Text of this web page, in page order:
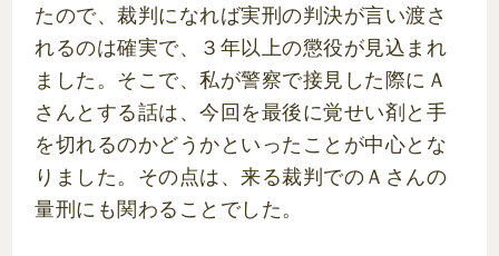
たので、裁判になれば実刑の判決が言い渡さ
れるのは確実で、３年以上の懲役が見込まれ
ました。そこで、私が警察で接見した際にＡ
さんとする話は、今回を最後に覚せい剤と手
を切れるのかどうかといったことが中心とな
りました。その点は、来る裁判でのＡさんの
量刑にも関わることでした。